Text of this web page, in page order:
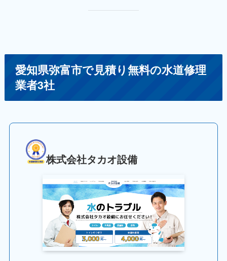
愛知県弥富市で見積り無料の水道修理
業者3社
株式会社タカオ設備